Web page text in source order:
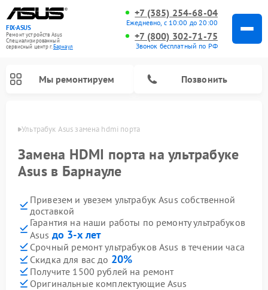
FIX-ASUS
Ремонт устройств Asus
Специализированный
cервисный центр г.Барнаул
+7 (385) 254-68-04
Ежедневно, с 10:00 до 20:00
+7 (800) 302-71-75
Звонок бесплатный по РФ
Мы ремонтируем Позвонить
Ультрабук Asus замена hdmi порта
Замена HDMI порта на ультрабуке
Asus в Барнауле
Привезем и увезем ультрабук Asus собственной
доставкой
Гарантия на наши работы по ремонту ультрабуков
Asus до 3-х лет
Срочный ремонт ультрабуков Asus в течении часа
Скидка для вас до 20%
Получите 1500 рублей на ремонт
Оригинальные комплектующие Asus